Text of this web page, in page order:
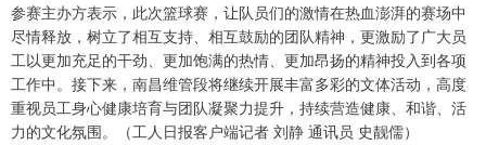
参赛主办方表示，此次篮球赛，让队员们的激情在热血澎湃的赛场中
尽情释放，树立了相互支持、相互鼓励的团队精神，更激励了广大员
工以更加充足的干劲、更加饱满的热情、更加昂扬的精神投入到各项
工作中。接下来，南昌维管段将继续开展丰富多彩的文体活动，高度
重视员工身心健康培育与团队凝聚力提升，持续营造健康、和谐、活
力的文化氛围。（工人日报客户端记者 刘静 通讯员 史靓儒）